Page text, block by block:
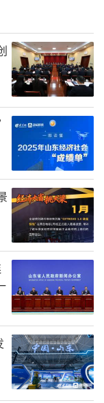
中拉开了帷
、震撼人心，
热情感、无比
“继往开来跟
砺前行新时
呈的节目悉数
国》、男声独
《金梭和银
》、女声独唱
响全场，或旋
优美动听，
重温了难忘的
变。民族舞蹈
《天浴》等舞
、创意选材到
轮美奂，舞者